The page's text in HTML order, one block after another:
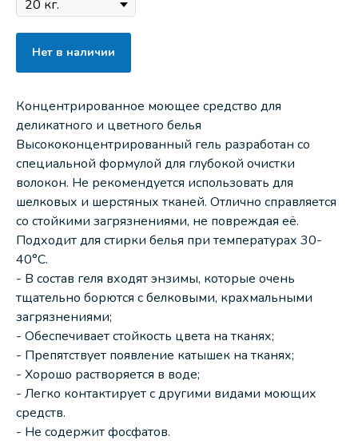
Нет в наличии
Концентрированное моющее средство для
деликатного и цветного белья
Высококонцентрированный гель разработан со
специальной формулой для глубокой очистки
волокон. Не рекомендуется использовать для
шелковых и шерстяных тканей. Отлично справляется
со стойкими загрязнениями, не повреждая её.
Подходит для стирки белья при температурах 30-
40°С.
- В состав геля входят энзимы, которые очень
тщательно борются с белковыми, крахмальными
загрязнениями;
- Обеспечивает стойкость цвета на тканях;
- Препятствует появление катышек на тканях;
- Хорошо растворяется в воде;
- Легко контактирует с другими видами моющих
средств.
- Не содержит фосфатов.